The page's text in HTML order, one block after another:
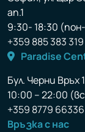
ап.1
9:30- 18:30
+359 885 383 319
Paradise
Бул. Черни Връх
10:00 – 22:00
+359 8779 66336
Връзка с нас